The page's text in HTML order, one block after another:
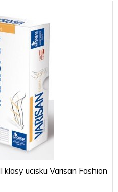
ucisku Varisan Fashion